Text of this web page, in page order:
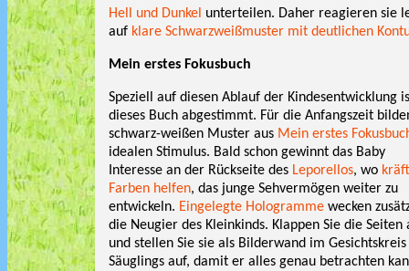
Hell und Dunkel unterteilen. Daher reagieren sie
auf klare Schwarzweißmuster mit deutlichen
Mein erstes Fokusbuch
Speziell auf diesen Ablauf der Kindesentwicklung
dieses Buch abgestimmt. Für die Anfangszeit
schwarz-weißen Muster aus Mein erstes
idealen Stimulus. Bald schon gewinnt das Baby
Interesse an der Rückseite des Leporellos, wo
Farben helfen, das junge Sehvermögen weiter zu
entwickeln. Eingelegte Hologramme wecken
die Neugier des Kleinkinds. Klappen Sie die Seiten
und stellen Sie sie als Bilderwand im Gesichtskreis
Säuglings auf, damit er alles genau betrachten